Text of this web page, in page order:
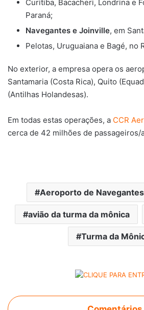
Curitiba, Bacacheri, Londrina e
Paraná;
Navegantes e Joinville, em
Pelotas, Uruguaiana e Bagé, no
No exterior, a empresa opera os
Santamaria (Costa Rica), Quito
(Antilhas Holandesas).
Em todas estas operações, a CCR
cerca de 42 milhões de passageiros/
Aeroporto de Navegantes
avião da turma da mônica
Turma da